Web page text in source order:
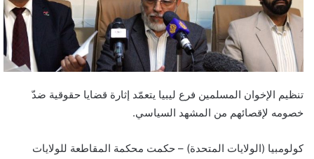
تنظيم الإخوان المسلمين فرع ليبيا يتعمّد إثارة قضايا حقوقية ضدّ
خصومه لإقصائهم من المشهد السياسي.
كولومبيا (الولايات المتحدة) – حكمت محكمة المقاطعة للولايات